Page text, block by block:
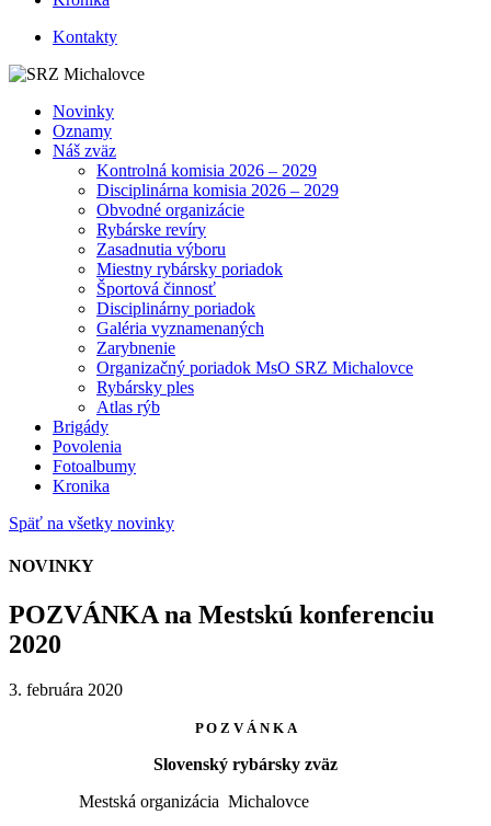
Kontakty
Novinky
Oznamy
Náš zväz
Kontrolná komisia 2026 – 2029
Disciplinárna komisia 2026 – 2029
Obvodné organizácie
Rybárske revíry
Zasadnutia výboru
Miestny rybársky poriadok
Športová činnosť
Disciplinárny poriadok
Galéria vyznamenaných
Zarybnenie
Organizačný poriadok MsO SRZ Michalovce
Rybársky ples
Atlas rýb
Brigády
Povolenia
Fotoalbumy
Kronika
Späť na všetky novinky
NOVINKY
POZVÁNKA na Mestskú konferenciu
2020
3. februára 2020
P O Z V Á N K A
Slovenský rybársky zväz
Mestská organizácia Michalovce